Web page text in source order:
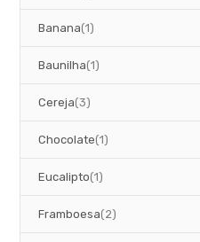
Banana 1
artigo
Baunilha 1
artigo
Cereja 3
artigos
Chocolate 1
artigo
Eucalipto 1
artigo
Framboesa 2
artigos